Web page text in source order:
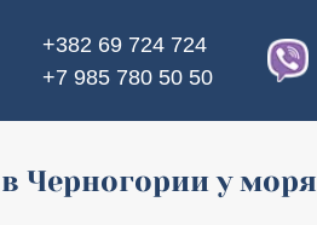
+382 69 724 724
+7 985 780 50 50
в Черногории у моря